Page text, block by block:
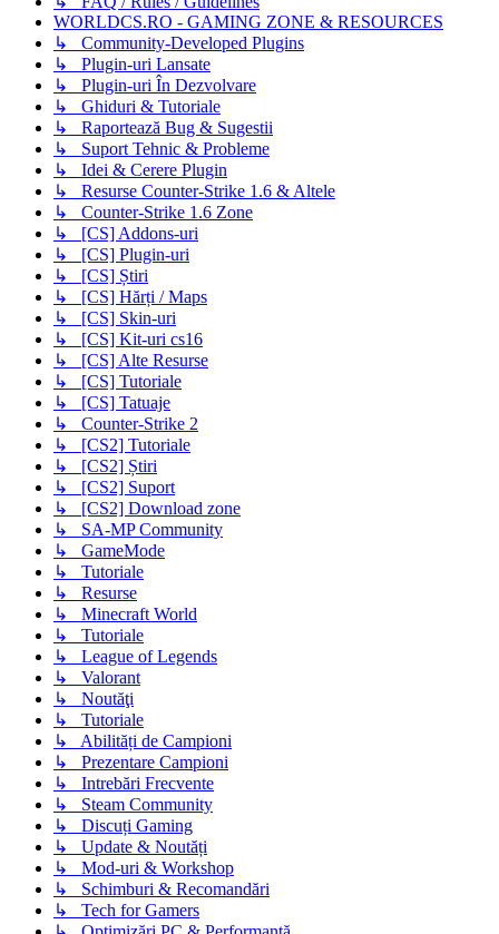
WORLDCS.RO - GAMING ZONE & RESOURCES
↳ Community-Developed Plugins
↳ Plugin-uri Lansate
↳ Plugin-uri În Dezvolvare
↳ Ghiduri & Tutoriale
↳ Raportează Bug & Sugestii
↳ Suport Tehnic & Probleme
↳ Idei & Cerere Plugin
↳ Resurse Counter-Strike 1.6 & Altele
↳ Counter-Strike 1.6 Zone
↳ [CS] Addons-uri
↳ [CS] Plugin-uri
↳ [CS] Știri
↳ [CS] Hărți / Maps
↳ [CS] Skin-uri
↳ [CS] Kit-uri cs16
↳ [CS] Alte Resurse
↳ [CS] Tutoriale
↳ [CS] Tatuaje
↳ Counter-Strike 2
↳ [CS2] Tutoriale
↳ [CS2] Știri
↳ [CS2] Suport
↳ [CS2] Download zone
↳ SA-MP Community
↳ GameMode
↳ Tutoriale
↳ Resurse
↳ Minecraft World
↳ Tutoriale
↳ League of Legends
↳ Valorant
↳ Noutăţi
↳ Tutoriale
↳ Abilități de Campioni
↳ Prezentare Campioni
↳ Intrebări Frecvente
↳ Steam Community
↳ Discuți Gaming
↳ Update & Noutăți
↳ Mod-uri & Workshop
↳ Schimburi & Recomandări
↳ Tech for Gamers